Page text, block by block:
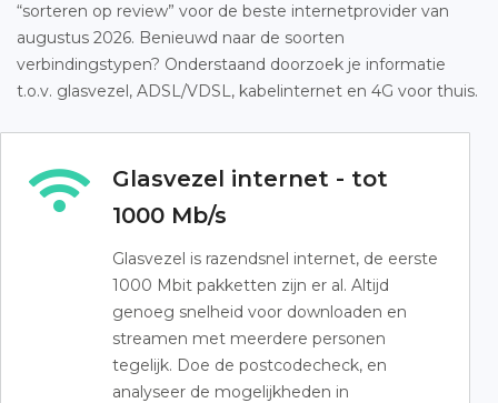
“sorteren op review” voor de beste internetprovider van
augustus 2026. Benieuwd naar de soorten
verbindingstypen? Onderstaand doorzoek je informatie
t.o.v. glasvezel, ADSL/VDSL, kabelinternet en 4G voor thuis.
Glasvezel internet - tot
1000 Mb/s
Glasvezel is razendsnel internet, de eerste
1000 Mbit pakketten zijn er al. Altijd
genoeg snelheid voor downloaden en
streamen met meerdere personen
tegelijk. Doe de postcodecheck, en
analyseer de mogelijkheden in